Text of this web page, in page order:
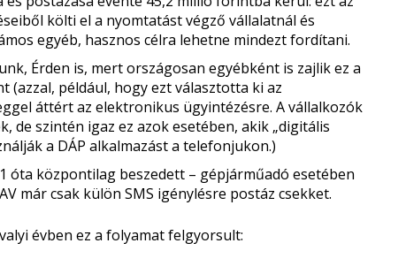
költi el a nyomtatást végző vállalatnál és
egyéb, hasznos célra lehetne mindezt fordítani.
Érden is, mert országosan egyébként is zajlik ez a
(azzal, például, hogy ezt választotta ki az
áttért az elektronikus ügyintézésre. A vállalkozók
szintén igaz ez azok esetében, akik „digitális
a DÁP alkalmazást a telefonjukon.)
óta központilag beszedett – gépjárműadó esetében
már csak külön SMS igénylésre postáz csekket.
évben ez a folyamat felgyorsult: